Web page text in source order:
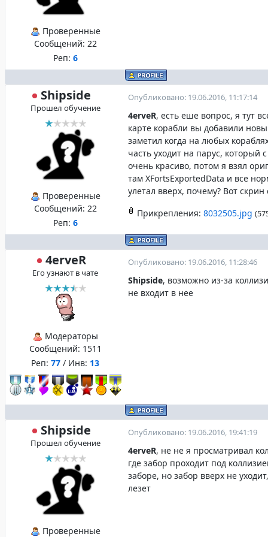
Проверенные
Сообщений: 22
Реп: 6
Shipside
Прошел обучение
Проверенные
Сообщений: 22
Реп: 6
Опубликовано: 19.06.2016, 11:17:14
4erveR, есть еше вопрос, я тут
карте корабли вы добавили
заметил когда на любых
часть уходит на парус, который
очень красиво, потом я взял
там XFortsExportedData и все
улетал вверх, почему? Вот
Прикрепления: 8032505.jpg
4erveR
Его узнают в чате
Модераторы
Сообщений: 1511
Реп: 77 / Инв: 13
Опубликовано: 19.06.2016, 11:28:46
Shipside, возможно из-за
не входит в нее
Shipside
Прошел обучение
Проверенные
Опубликовано: 19.06.2016, 19:41:19
4erveR, не не я просматривал
где забор проходит под
заборе, но забор вверх не
лезет